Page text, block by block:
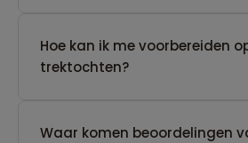
Hoe kan ik me voorbereiden
trektochten?
Waar komen beoordelingen